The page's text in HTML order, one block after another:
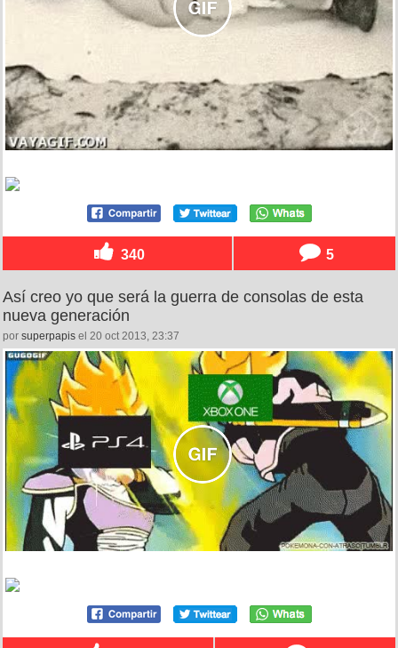
340 5
Así creo yo que será la guerra de consolas de esta
nueva generación
por superpapis el 20 oct 2013, 23:37